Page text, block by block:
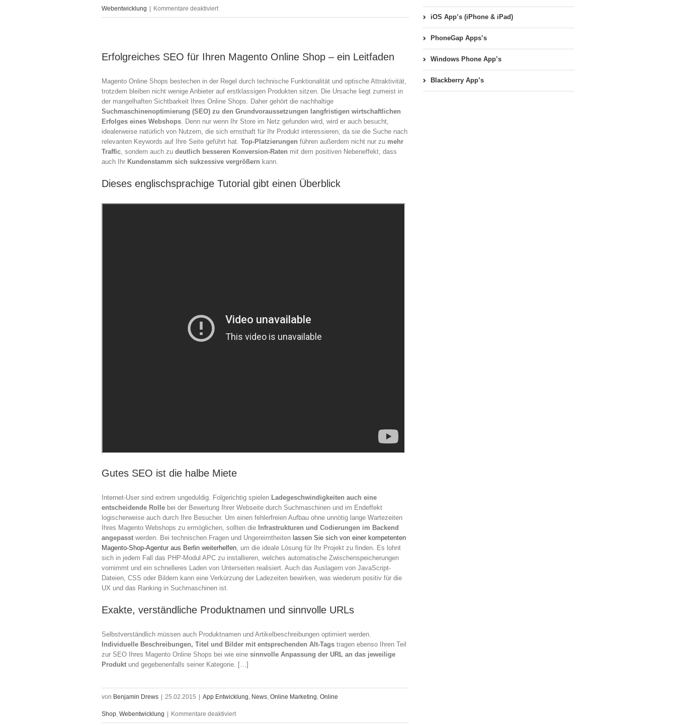
Webentwicklung | Kommentare deaktiviertfür
Magento
eine
Ehe
vor
dem
Aus
Erfolgreiches SEO für Ihren Magento Online Shop – ein Leitfaden
Magento Online Shops bestechen in der Regel durch technische Funktionalität und optische Attraktivität,
trotzdem bleiben nicht wenige Anbieter auf erstklassigen Produkten sitzen. Die Ursache liegt zumeist in
der mangelhaften Sichtbarkeit Ihres Online Shops. Daher gehört die nachhaltige
Suchmaschinenoptimierung (SEO) zu den Grundvoraussetzungen langfristigen wirtschaftlichen
Erfolges eines Webshops . Denn nur wenn Ihr Store im Netz gefunden wird, wird er auch besucht,
idealerweise natürlich von Nutzern, die sich ernsthaft für Ihr Produkt interessieren, da sie die Suche nach
relevanten Keywords auf Ihre Seite geführt hat. Top-Platzierungen führen außerdem nicht nur zu mehr
Traffic , sondern auch zu deutlich besseren Konversion-Raten mit dem positiven Nebeneffekt, dass
auch Ihr Kundenstamm sich sukzessive vergrößern kann.
Dieses englischsprachige Tutorial gibt einen Überblick
Gutes SEO ist die halbe Miete
Internet-User sind extrem ungeduldig. Folgerichtig spielen Ladegeschwindigkeiten auch eine
entscheidende Rolle bei der Bewertung Ihrer Webseite durch Suchmaschinen und im Endeffekt
logischerweise auch durch Ihre Besucher. Um einen fehlerfreien Aufbau ohne unnötig lange Wartezeiten
Ihres Magento Webshops zu ermöglichen, sollten die Infrastrukturen und Codierungen im Backend
angepasst werden. Bei technischen Fragen und Ungereimtheiten lassen Sie sich von einer kompetenten
Magento-Shop-Agentur aus Berlin weiterhelfen , um die ideale Lösung für Ihr Projekt zu finden. Es lohnt
sich in jedem Fall das PHP-Modul APC zu installieren, welches automatische Zwischenspeicherungen
vornimmt und ein schnelleres Laden von Unterseiten realisiert. Auch das Auslagern von JavaScript-
Dateien, CSS oder Bildern kann eine Verkürzung der Ladezeiten bewirken, was wiederum positiv für die
UX und das Ranking in Suchmaschinen ist.
Exakte, verständliche Produktnamen und sinnvolle URLs
Selbstverständlich müssen auch Produktnamen und Artikelbeschreibungen optimiert werden.
Individuelle Beschreibungen, Titel und Bilder mit entsprechenden Alt-Tags tragen ebenso Ihren Teil
zur SEO Ihres Magento Online Shops bei wie eine sinnvolle Anpassung der URL an das jeweilige
Produkt und gegebenenfalls seiner Kategorie. […]
von Benjamin Drews | 25.02.2015 | App Entwicklung News Online Marketing Online
Shop Webentwicklung | Kommentare deaktiviertfür
iOS App’s (iPhone & iPad)
PhoneGap Apps’s
Windows Phone App’s
Blackberry App’s